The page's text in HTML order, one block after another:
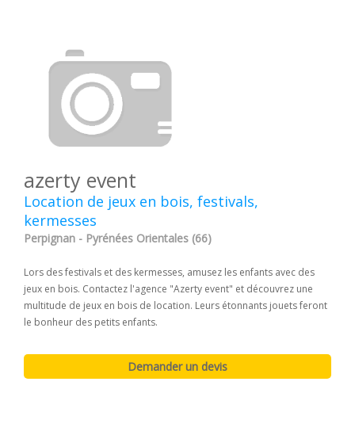
azerty event
Location de jeux en bois, festivals,
kermesses
Perpignan - Pyrénées Orientales (66)
Lors des festivals et des kermesses, amusez les enfants avec des
jeux en bois. Contactez l'agence "Azerty event" et découvrez une
multitude de jeux en bois de location. Leurs étonnants jouets feront
le bonheur des petits enfants.